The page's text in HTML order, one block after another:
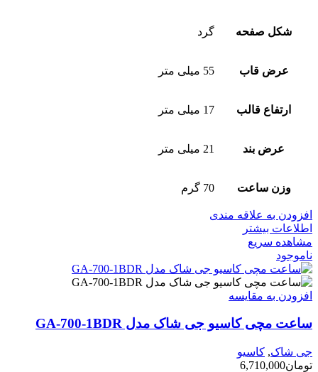
شکل صفحه گرد
عرض قاب 55 میلی متر
ارتفاع قالب 17 میلی متر
عرض بند 21 میلی متر
وزن ساعت 70 گرم
افزودن به علاقه مندی
اطلاعات بیشتر
مشاهده سریع
ناموجود
افزودن به مقایسه
ساعت مچی کاسیو جی شاک مدل GA-700-1BDR
جی شاک, کاسیو
تومان6,710,000